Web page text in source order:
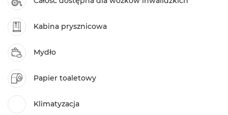
Kabina prysznicowa
Mydło
Papier toaletowy
Klimatyzacja